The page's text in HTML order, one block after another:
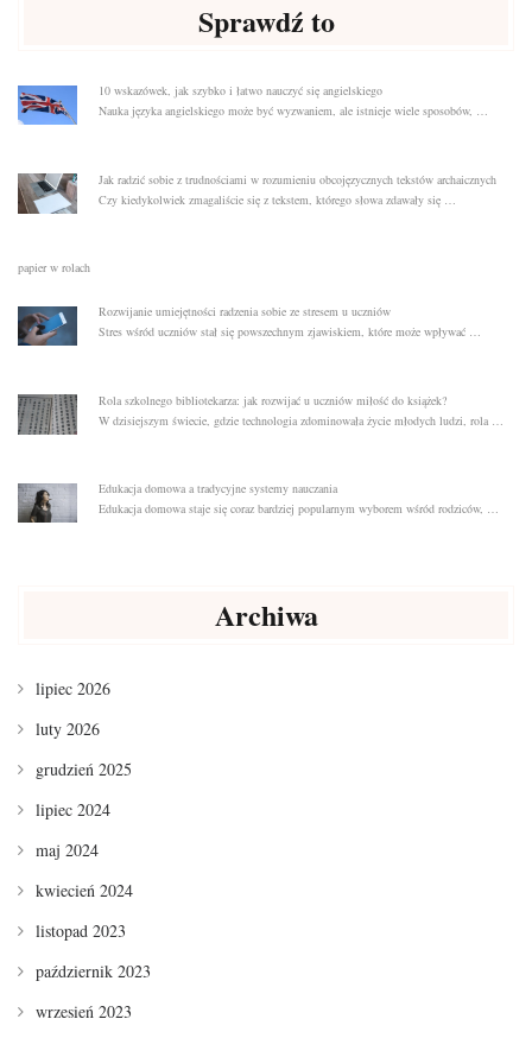
Sprawdź to
10 wskazówek, jak szybko i łatwo nauczyć się angielskiego
Nauka języka angielskiego może być wyzwaniem, ale istnieje wiele sposobów, …
Jak radzić sobie z trudnościami w rozumieniu obcojęzycznych tekstów archaicznych
Czy kiedykolwiek zmagaliście się z tekstem, którego słowa zdawały się …
papier w rolach
Rozwijanie umiejętności radzenia sobie ze stresem u uczniów
Stres wśród uczniów stał się powszechnym zjawiskiem, które może wpływać …
Rola szkolnego bibliotekarza: jak rozwijać u uczniów miłość do książek?
W dzisiejszym świecie, gdzie technologia zdominowała życie młodych ludzi, rola …
Edukacja domowa a tradycyjne systemy nauczania
Edukacja domowa staje się coraz bardziej popularnym wyborem wśród rodziców, …
Archiwa
lipiec 2026
luty 2026
grudzień 2025
lipiec 2024
maj 2024
kwiecień 2024
listopad 2023
październik 2023
wrzesień 2023